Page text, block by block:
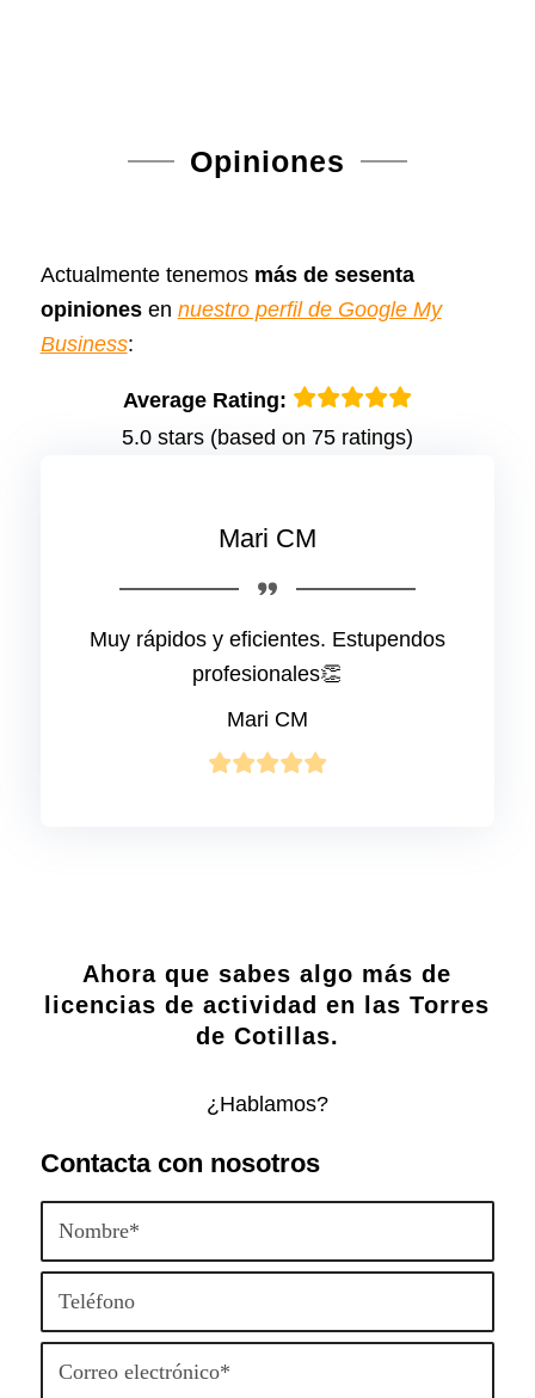
Opiniones
Actualmente tenemos más de sesenta
opiniones en nuestro perfil de Google My
Business:
Average Rating:
5.0 stars (based on 75 ratings)
Mari CM
Muy rápidos y eficientes. Estupendos
profesionales👏
Mari CM
Ahora que sabes algo más de
licencias de actividad en las Torres
de Cotillas.
¿Hablamos?
Contacta con nosotros